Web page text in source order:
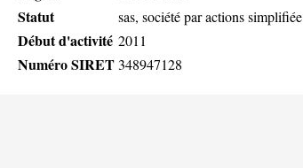
Statut sas, société par actions simplifiée
Début d'activité 2011
Numéro SIRET348947128